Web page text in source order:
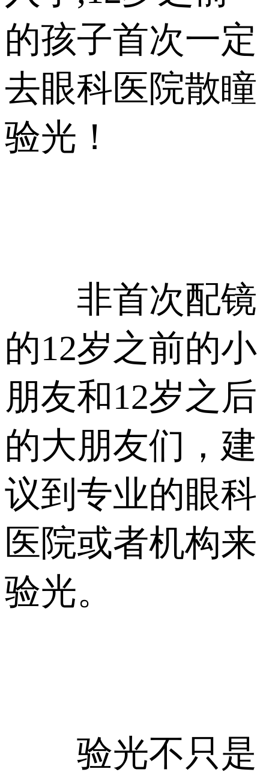
的孩子首次一定
去眼科医院散瞳
验光！
非首次配镜
的12岁之前的小
朋友和12岁之后
的大朋友们，建
议到专业的眼科
医院或者机构来
验光。
验光不只是